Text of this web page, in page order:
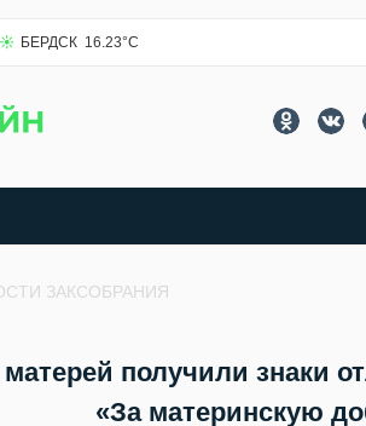
БЕРДСК 16.23°C
ЗАКСОБРАНИЯ
получили знаки
«За материнскую